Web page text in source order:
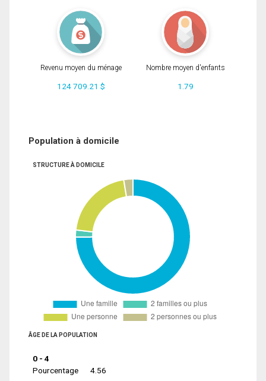
Revenu moyen du ménage
124 709.21 $
Nombre moyen d'enfants
1.79
Population à domicile
STRUCTURE À DOMICILE
ÂGE DE LA POPULATION
0 - 4
Pourcentage
4.56